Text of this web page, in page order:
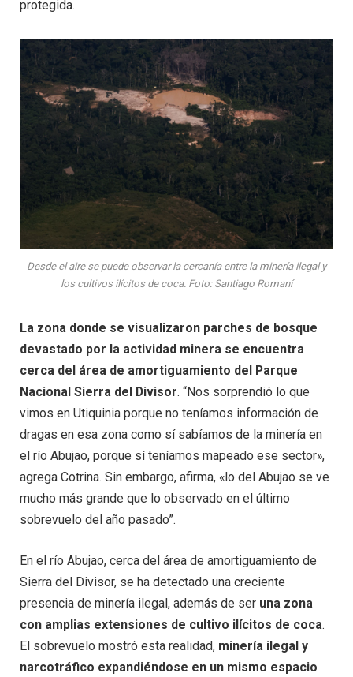
protegida.
Desde el aire se puede observar la cercanía entre la minería ilegal y
los cultivos ilícitos de coca. Foto: Santiago Romaní
La zona donde se visualizaron parches de bosque
devastado por la actividad minera se encuentra
cerca del área de amortiguamiento del Parque
Nacional Sierra del Divisor. “Nos sorprendió lo que
vimos en Utiquinia porque no teníamos información de
dragas en esa zona como sí sabíamos de la minería en
el río Abujao, porque sí teníamos mapeado ese sector»,
agrega Cotrina. Sin embargo, afirma, «lo del Abujao se ve
mucho más grande que lo observado en el último
sobrevuelo del año pasado”.
En el río Abujao, cerca del área de amortiguamiento de
Sierra del Divisor, se ha detectado una creciente
presencia de minería ilegal, además de ser una zona
con amplias extensiones de cultivo ilícitos de coca.
El sobrevuelo mostró esta realidad, minería ilegal y
narcotráfico expandiéndose en un mismo espacio